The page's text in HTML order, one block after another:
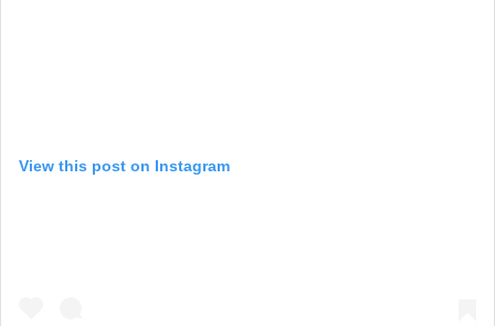
View this post on Instagram